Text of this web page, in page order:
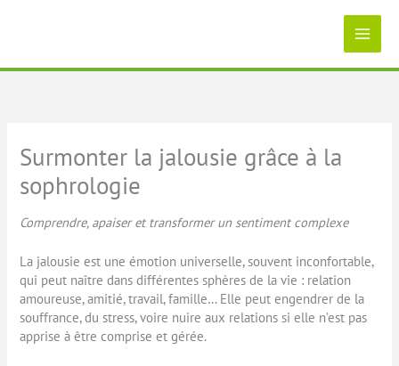
Surmonter la jalousie grâce à la
sophrologie
Comprendre, apaiser et transformer un sentiment complexe
La jalousie est une émotion universelle, souvent inconfortable,
qui peut naître dans différentes sphères de la vie : relation
amoureuse, amitié, travail, famille… Elle peut engendrer de la
souffrance, du stress, voire nuire aux relations si elle n’est pas
apprise à être comprise et gérée.